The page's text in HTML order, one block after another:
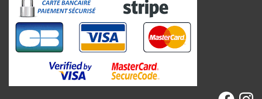
Fléchettes
Billard
géants